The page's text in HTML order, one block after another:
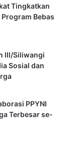
Tingkatkan
Bebas
III/Siliwangi
Sosial dan
PPYNI
Terbesar se-